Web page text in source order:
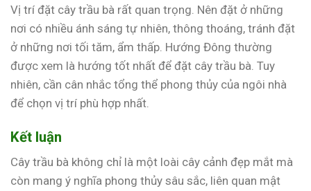
Vị trí đặt cây trầu bà rất quan trọng. Nên đặt ở những
nơi có nhiều ánh sáng tự nhiên, thông thoáng, tránh đặt
ở những nơi tối tăm, ẩm thấp. Hướng Đông thường
được xem là hướng tốt nhất để đặt cây trầu bà. Tuy
nhiên, cần cân nhắc tổng thể phong thủy của ngôi nhà
để chọn vị trí phù hợp nhất.
Kết luận
Cây trầu bà không chỉ là một loài cây cảnh đẹp mắt mà
còn mang ý nghĩa phong thủy sâu sắc, liên quan mật